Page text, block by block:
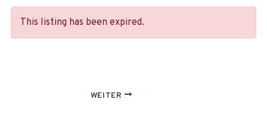
This listing has been expired.
WEITER